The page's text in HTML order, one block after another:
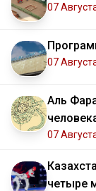
07
07
Аль
07
четыре